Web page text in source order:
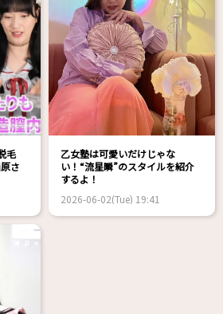
毛
さ
乙女塾は可愛いだけじゃな
い！“流星瞬”のスタイルを紹介
するよ！
2026-06-02(Tue) 19:41